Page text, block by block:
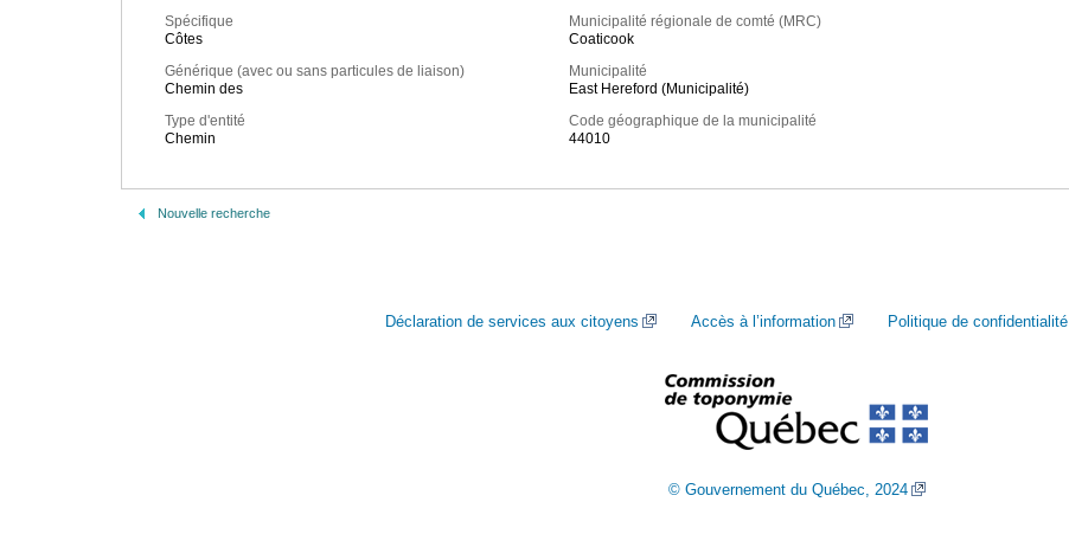
Spécifique
Côtes
Générique (avec ou sans particules de liaison)
Chemin des
Type d'entité
Chemin
Municipalité régionale de comté (MRC)
Coaticook
Municipalité
East Hereford (Municipalité)
Code géographique de la municipalité
44010
Nouvelle recherche
Déclaration de services aux citoyens Accès à l’information Politique de confidentialité
© Gouvernement du Québec, 2024